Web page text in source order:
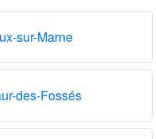
sur-Marne
des-Fossés